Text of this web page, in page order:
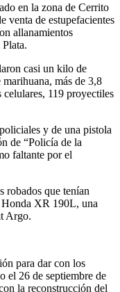
en la zona de Cerrito
venta de estupefacientes
allanamientos
casi un kilo de
más de 3,8
119 proyectiles
y de una pistola
de “Policía de la
faltante por el
robados que tenían
Honda XR 190L, una
Argo.
para dar con los
el 26 de septiembre de
la reconstrucción del